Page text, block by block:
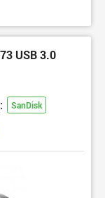
USB 3.0
SanDisk